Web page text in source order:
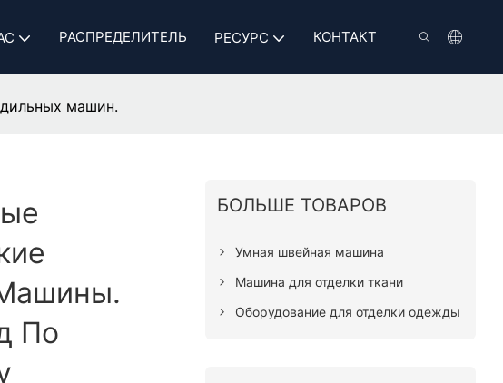
РАСПРЕДЕЛИТЕЛЬ РЕСУРС КОНТАКТ
машин.
По
БОЛЬШЕ ТОВАРОВ
Умная швейная машина
Машина для отделки ткани
Оборудование для отделки одежды